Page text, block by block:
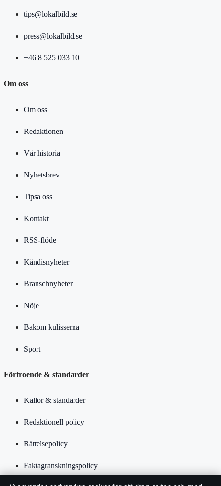
tips@lokalbild.se
press@lokalbild.se
+46 8 525 033 10
Om oss
Om oss
Redaktionen
Vår historia
Nyhetsbrev
Tipsa oss
Kontakt
RSS-flöde
Kändisnyheter
Branschnyheter
Nöje
Bakom kulisserna
Sport
Förtroende & standarder
Källor & standarder
Redaktionell policy
Rättelsepolicy
Faktagranskningspolicy